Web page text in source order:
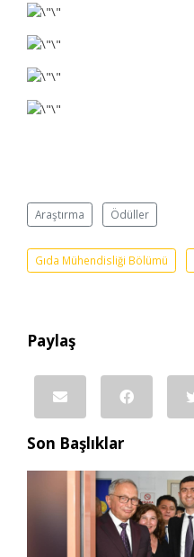
Araştırma Ödüller
Gıda Mühendisliği Bölümü
Paylaş
Son Başlıklar